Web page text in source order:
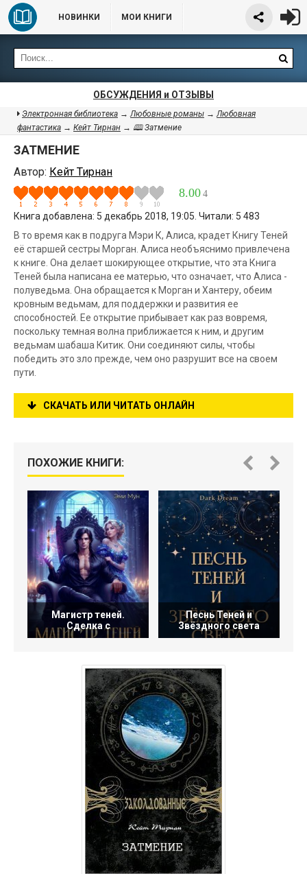
НОВИНКИ МОИ КНИГИ
ОБСУЖДЕНИЯ и ОТЗЫВЫ
Электронная библиотека →Любовные романы →Любовная
фантастика → Кейт Тирнан → 🕮 Затмение
ЗАТМЕНИЕ
Автор: Кейт Тирнан
8.00 4
Книга добавлена: 5 декабрь 2018, 19:05. Читали: 5 483
В то время как в подруга Мэри К, Алиса, крадет Книгу Теней
её старшей сестры Морган. Алиса необъяснимо привлечена
к книге. Она делает шокирующее открытие, что эта Книга
Теней была написана ее матерью, что означает, что Алиса -
полуведьма. Она обращается к Морган и Хантеру, обеим
кровным ведьмам, для поддержки и развития ее
способностей. Ее открытие прибывает как раз вовремя,
поскольку темная волна приближается к ним, и другим
ведьмам шабаша Китик. Они соединяют силы, чтобы
победить это зло прежде, чем оно разрушит все на своем
пути.
СКАЧАТЬ ИЛИ ЧИТАТЬ ОНЛАЙН
ПОХОЖИЕ КНИГИ:
Магистр теней.
Сделка с
Песнь Теней и
Звёздного света